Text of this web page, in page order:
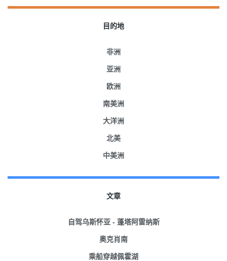
目的地
非洲
亚洲
欧洲
南美洲
大洋洲
北美
中美洲
文章
自驾乌斯怀亚 - 蓬塔阿雷纳斯
奥克肖南
乘船穿越佩霍湖